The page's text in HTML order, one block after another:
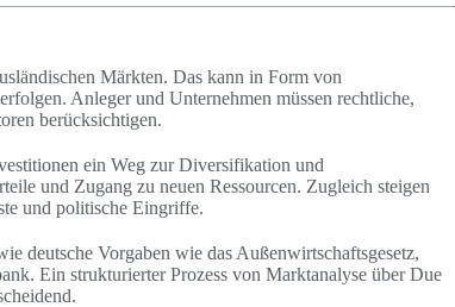
Märkten. Das kann in Form von
Anleger und Unternehmen müssen rechtliche,
berücksichtigen.
ein Weg zur Diversifikation und
und Zugang zu neuen Ressourcen. Zugleich steigen
und politische Eingriffe.
deutsche Vorgaben wie das Außenwirtschaftsgesetz,
Ein strukturierter Prozess von Marktanalyse über Due